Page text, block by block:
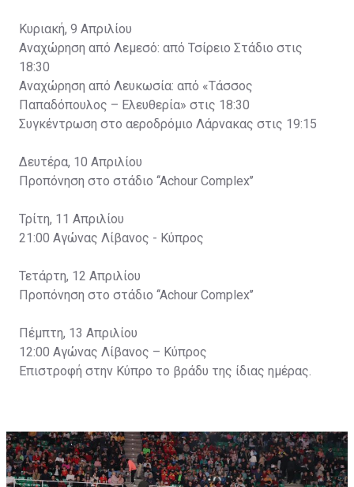
Κυριακή, 9 Απριλίου
Αναχώρηση από Λεμεσό: από Τσίρειο Στάδιο στις
18:30
Αναχώρηση από Λευκωσία: από «Τάσσος
Παπαδόπουλος – Ελευθερία» στις 18:30
Συγκέντρωση στο αεροδρόμιο Λάρνακας στις 19:15
Δευτέρα, 10 Απριλίου
Προπόνηση στο στάδιο ‘‘Achour Complex’’
Τρίτη, 11 Απριλίου
21:00 Αγώνας Λίβανος - Κύπρος
Τετάρτη, 12 Απριλίου
Προπόνηση στο στάδιο ‘‘Achour Complex’’
Πέμπτη, 13 Απριλίου
12:00 Αγώνας Λίβανος – Κύπρος
Επιστροφή στην Κύπρο το βράδυ της ίδιας ημέρας.